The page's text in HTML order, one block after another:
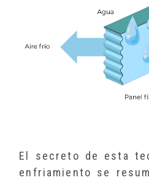
El secreto de esta
enfriamiento se